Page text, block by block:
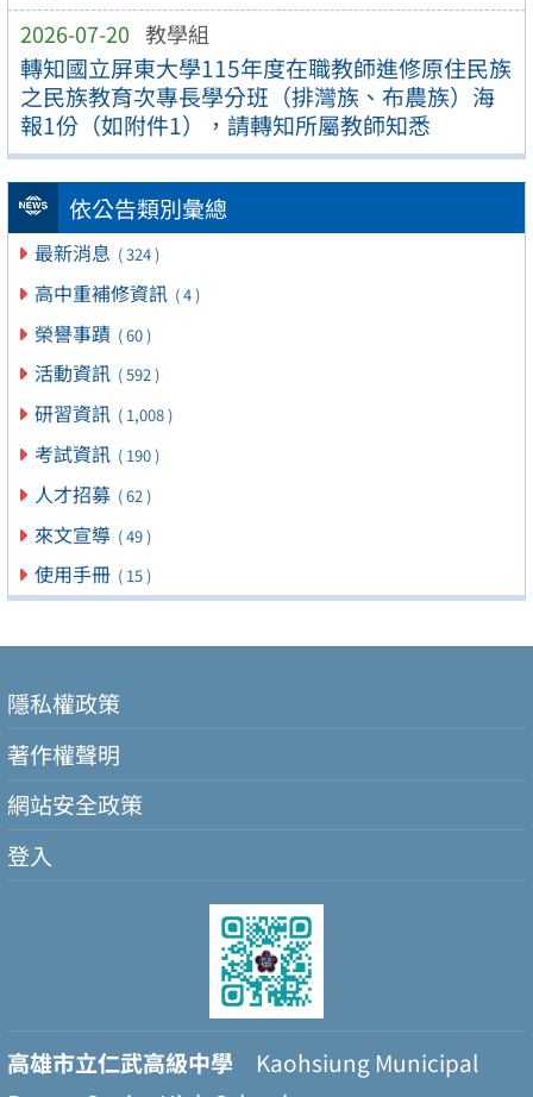
2026-07-20 教學組
轉知國立屏東大學115年度在職教師進修原住民族
之民族教育次專長學分班（排灣族、布農族）海
報1份（如附件1），請轉知所屬教師知悉
依公告類別彙總
最新消息 ( 324 )
高中重補修資訊 ( 4 )
榮譽事蹟 ( 60 )
活動資訊 ( 592 )
研習資訊 ( 1,008 )
考試資訊 ( 190 )
人才招募 ( 62 )
來文宣導 ( 49 )
使用手冊 ( 15 )
隱私權政策
著作權聲明
網站安全政策
登入
高雄市立仁武高級中學 Kaohsiung Municipal